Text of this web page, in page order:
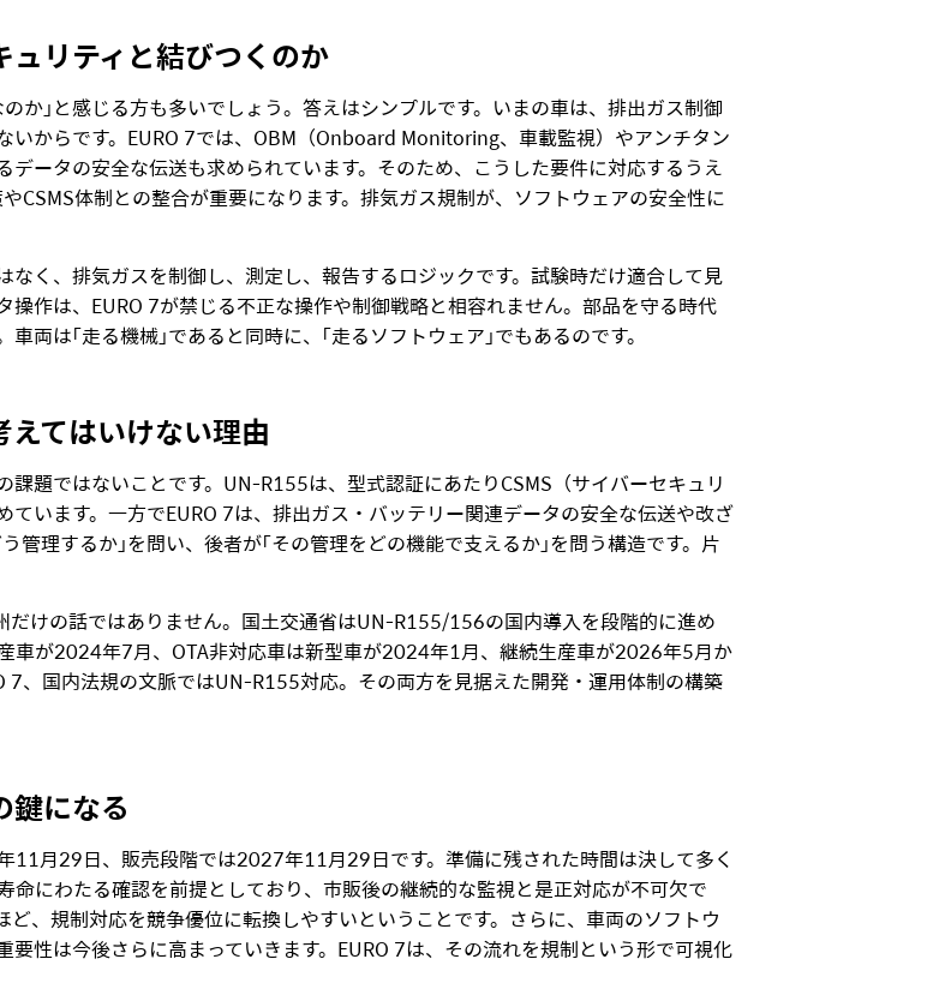
ュリティと結びつくのか
か」と感じる方も多いでしょう。答えはシンプルです。いまの車は、排出ガス制御
いからです。EURO 7では、OBM（Onboard Monitoring、車載監視）やアンチタン
ータの安全な伝送も求められています。そのため、こうした要件に対応するうえ
CSMS体制との整合が重要になります。排気ガス規制が、ソフトウェアの安全性に
く、排気ガスを制御し、測定し、報告するロジックです。試験時だけ適合して見
作は、EURO 7が禁じる不正な操作や制御戦略と相容れません。部品を守る時代
は「走る機械」であると同時に、「走るソフトウェア」でもあるのです。
てはいけない理由
題ではないことです。UN-R155は、型式認証にあたりCSMS（サイバーセキュリ
います。一方でEURO 7は、排出ガス・バッテリー関連データの安全な伝送や改ざ
管理するか」を問い、後者が「その管理をどの機能で支えるか」を問う構造です。片
だけの話ではありません。国土交通省はUN-R155/156の国内導入を段階的に進め
車が2024年7月、OTA非対応車は新型車が2024年1月、継続生産車が2026年5月か
7、国内法規の文脈ではUN-R155対応。その両方を見据えた開発・運用体制の構築
鍵になる
11月29日、販売段階では2027年11月29日です。準備に残された時間は決して多く
にわたる確認を前提としており、市販後の継続的な監視と是正対応が不可欠で
、規制対応を競争優位に転換しやすいということです。さらに、車両のソフトウ
性は今後さらに高まっていきます。EURO 7は、その流れを規制という形で可視化